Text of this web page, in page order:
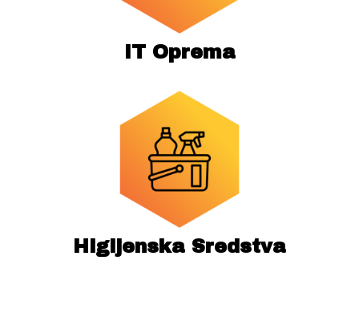
IT Oprema
Higijenska Sredstva